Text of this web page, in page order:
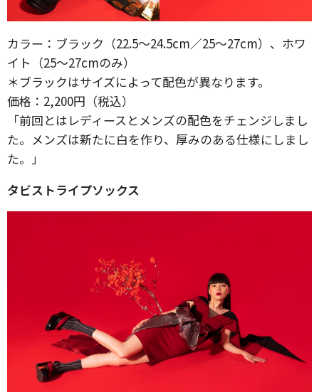
カラー：ブラック（22.5～24.5cm／25～27cm）、ホワ
イト（25～27cmのみ）
＊ブラックはサイズによって配色が異なります。
価格：2,200円（税込）
「前回とはレディースとメンズの配色をチェンジしまし
た。メンズは新たに白を作り、厚みのある仕様にしまし
た。」
タビストライプソックス